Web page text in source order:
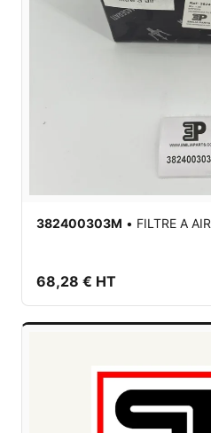
382400303M • FILTRE A AIR
68,28 € HT